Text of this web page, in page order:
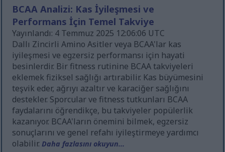
BCAA Analizi: Kas İyileşmesi ve
Performans İçin Temel Takviye
Yayınlandı: 4 Temmuz 2025 12:06:06 UTC
Dallı Zincirli Amino Asitler veya BCAA'lar kas
iyileşmesi ve egzersiz performansı için hayati
besinlerdir. Bir fitness rutinine BCAA takviyeleri
eklemek fiziksel sağlığı artırabilir. Kas büyümesini
teşvik eder, ağrıyı azaltır ve karaciğer sağlığını
destekler. Sporcular ve fitness tutkunları BCAA
faydalarını öğrendikçe, bu takviyeler popülerlik
kazanıyor. BCAA'ların önemini bilmek, egzersiz
sonuçlarını ve genel refahı iyileştirmeye yardımcı
olabilir.Daha fazlasını okuyun...